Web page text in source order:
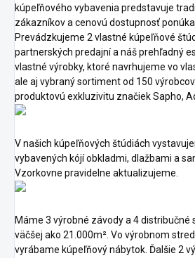
kúpeľňového vybavenia predstavuje
zákazníkov a cenovú dostupnosť
Prevádzkujeme 2 vlastné kúpeľňové
partnerských predajní a náš prehľadný
vlastné výrobky, ktoré navrhujeme vo
ale aj vybraný sortiment od 150
produktovú exkluzivitu značiek Sapho,
V našich kúpeľňových štúdiách
vybavených kójí obkladmi, dlažbami a
Vzorkovne pravidelne aktualizujeme.
Máme 3 výrobné závody a 4 distribučné
väčšej ako 21.000m². Vo výrobnom
vyrábame kúpeľňový nábytok. Ďalšie 2